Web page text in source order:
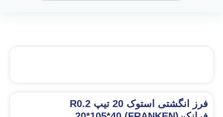
فرز انگشتی استوک 20 تیپ R0.2